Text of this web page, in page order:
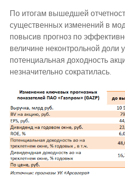
По итогам вышедшей
существенных изменений в
повысив прогноз по
величине неконтрольной доли
потенциальная доходность
незначительно сократилась.